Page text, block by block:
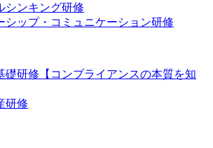
シンキング研修
シップ・コミュニケーション研修
礎研修【コンプライアンスの本質を知
研修